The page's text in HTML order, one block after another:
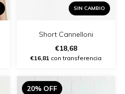
SIN CAMBIO
Short Cannelloni
€18,68
€16,81 con transferencia
20% OFF